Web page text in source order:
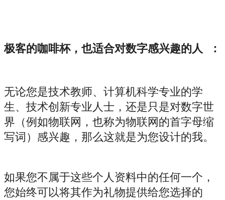
极客的咖啡杯，也适合对数字感兴趣的人 ：
无论您是技术教师、计算机科学专业的学
生、技术创新专业人士，还是只是对数字世
界（例如物联网，也称为物联网的首字母缩
写词）感兴趣，那么这就是为您设计的我。
如果您不属于这些个人资料中的任何一个，
您始终可以将其作为礼物提供给您选择的